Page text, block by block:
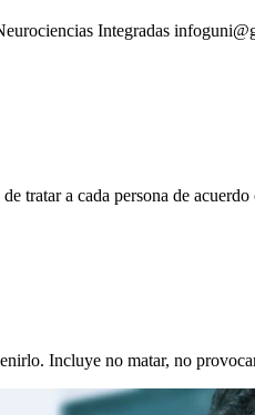
Integradas
tratar a cada persona de
Incluye no matar, no